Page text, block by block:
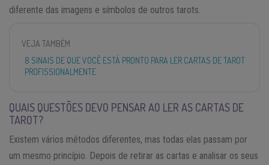
diferente das imagens e símbolos de outros tarots.
VEJA TAMBÉM
8 SINAIS DE QUE VOCÊ ESTÁ PRONTO PARA LER CARTAS DE TAROT
PROFISSIONALMENTE
QUAIS QUESTÕES DEVO PENSAR AO LER AS CARTAS DE
TAROT?
Existem vários métodos diferentes, mas todas elas passam por
um mesmo princípio. Depois de retirar as cartas e analisar os seus